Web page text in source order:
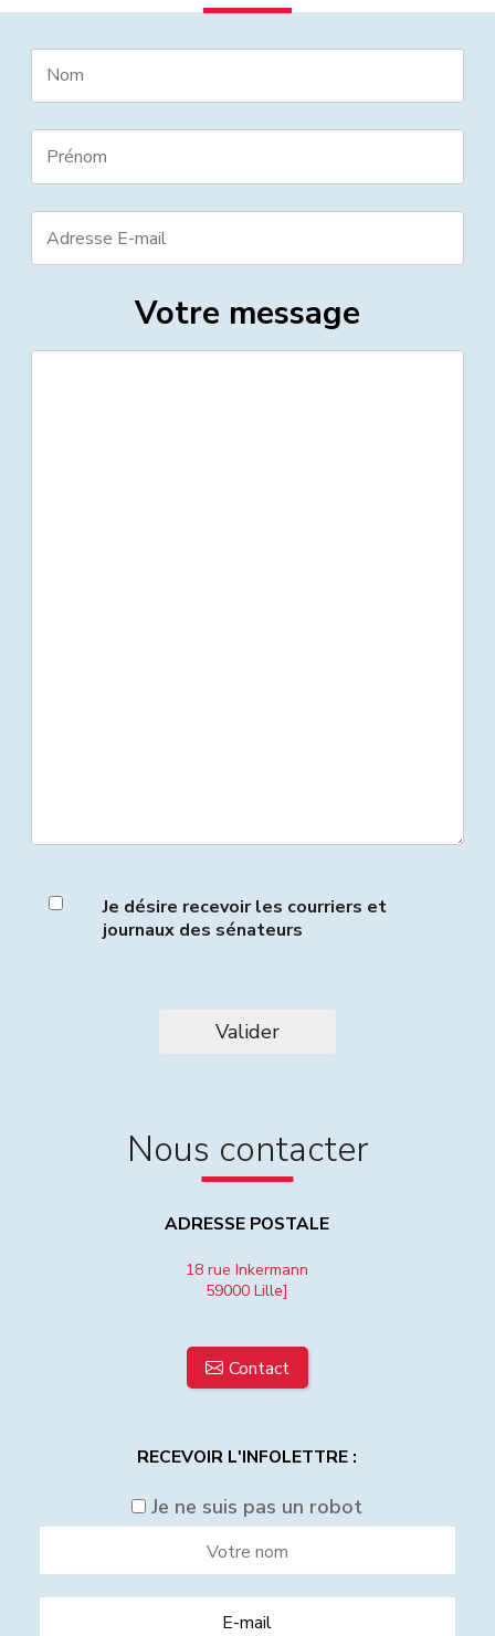
Votre message
Je désire recevoir les courriers et
journaux des sénateurs
Valider
Nous contacter
ADRESSE POSTALE
18 rue Inkermann
59000 Lille]
Contact
RECEVOIR L'INFOLETTRE :
Je ne suis pas un robot